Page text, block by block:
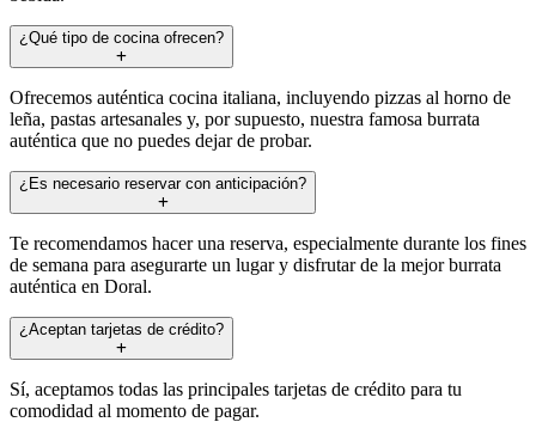
¿Qué tipo de cocina ofrecen?
Ofrecemos auténtica cocina italiana, incluyendo pizzas al horno de
leña, pastas artesanales y, por supuesto, nuestra famosa burrata
auténtica que no puedes dejar de probar.
¿Es necesario reservar con anticipación?
Te recomendamos hacer una reserva, especialmente durante los fines
de semana para asegurarte un lugar y disfrutar de la mejor burrata
auténtica en Doral.
¿Aceptan tarjetas de crédito?
Sí, aceptamos todas las principales tarjetas de crédito para tu
comodidad al momento de pagar.